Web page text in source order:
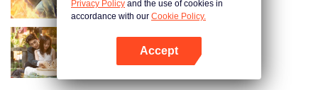
Amor como un contrato
Privacy Policy and the use of cookies in
accordance with our Cookie Policy.
Accept